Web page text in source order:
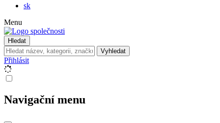
sk
Menu
Hledat
Vyhledat
Přihlásit
Navigační menu